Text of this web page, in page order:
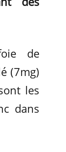
de
(7mg)
les
dans